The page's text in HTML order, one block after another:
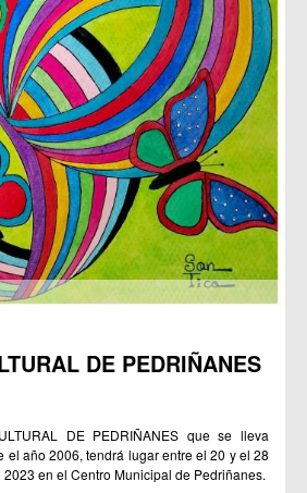
DE PEDRIÑANES
DE PEDRIÑANES que se lleva
el año 2006, tendrá lugar entre el 20 y el 28
en el Centro Municipal de Pedriñanes.